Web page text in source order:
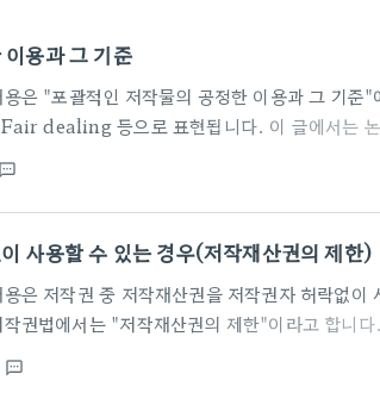
용과 그 기준
은 "포괄적인 저작물의 공정한 이용과 그 기준
dealing 등으로 표현됩니다. 이 글에서는 논
Fair_useCC BY-SA(저작자 표시, 동일조건
저작물 이용을 도모하기 위하여 저작권자의
권리라 제한할 수 없습니다.) 사적이용을 위한
textsms
사용할 수 있는 경우(저작재산권의 제한)
은 저작권 중 저작재산권을 저작권자 허락없이
권법에서는 "저작재산권의 제한"이라고 합니다
야기] - 저작권 = 저작인격권 + 저작재산권
textsms